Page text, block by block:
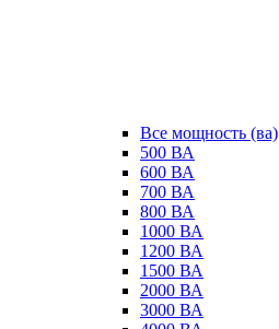
Все мощность (ва)
500 ВА
600 ВА
700 ВА
800 ВА
1000 ВА
1200 ВА
1500 ВА
2000 ВА
3000 ВА